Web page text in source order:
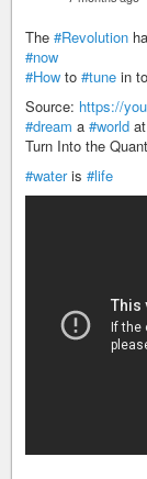
The #Revolution
#now
#How to #tune in
Source: https://
#dream a #world at
Turn Into the
#wateris #life